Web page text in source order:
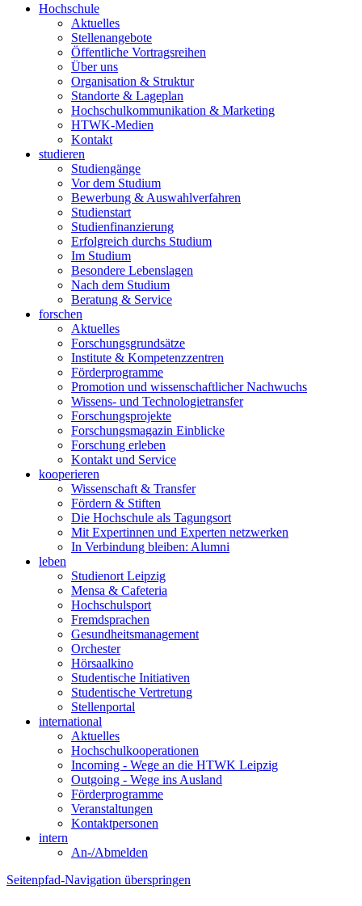
Hochschule
Aktuelles
Stellenangebote
Öffentliche Vortragsreihen
Über uns
Organisation & Struktur
Standorte & Lageplan
Hochschulkommunikation & Marketing
HTWK-Medien
Kontakt
studieren
Studiengänge
Vor dem Studium
Bewerbung & Auswahlverfahren
Studienstart
Studienfinanzierung
Erfolgreich durchs Studium
Im Studium
Besondere Lebenslagen
Nach dem Studium
Beratung & Service
forschen
Aktuelles
Forschungsgrundsätze
Institute & Kompetenzzentren
Förderprogramme
Promotion und wissenschaftlicher Nachwuchs
Wissens- und Technologietransfer
Forschungsprojekte
Forschungsmagazin Einblicke
Forschung erleben
Kontakt und Service
kooperieren
Wissenschaft & Transfer
Fördern & Stiften
Die Hochschule als Tagungsort
Mit Expertinnen und Experten netzwerken
In Verbindung bleiben: Alumni
leben
Studienort Leipzig
Mensa & Cafeteria
Hochschulsport
Fremdsprachen
Gesundheitsmanagement
Orchester
Hörsaalkino
Studentische Initiativen
Studentische Vertretung
Stellenportal
international
Aktuelles
Hochschulkooperationen
Incoming - Wege an die HTWK Leipzig
Outgoing - Wege ins Ausland
Förderprogramme
Veranstaltungen
Kontaktpersonen
intern
An-/Abmelden
Seitenpfad-Navigation überspringen